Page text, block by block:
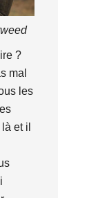
?
mal
les
et il